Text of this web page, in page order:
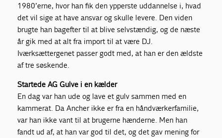
1980’erne, hvor han fik den ypperste uddannelse i, hvad
det vil sige at have ansvar og skulle levere. Den viden
brugte han bagefter til at blive selvstændig, og de næste
år gik med at alt fra import til at være DJ.
Iværksættergenet passer godt med, at han er den ældste
af tre søskende.
Startede AG Gulve i en kælder
En dag var han ude og lave et gulv sammen med en
kammerat. Da Ancher ikke er fra en håndværkerfamilie,
var han ikke vant til at brugerne hænderne. Men han
fandt ud af, at han var god til det, og det gav mening for